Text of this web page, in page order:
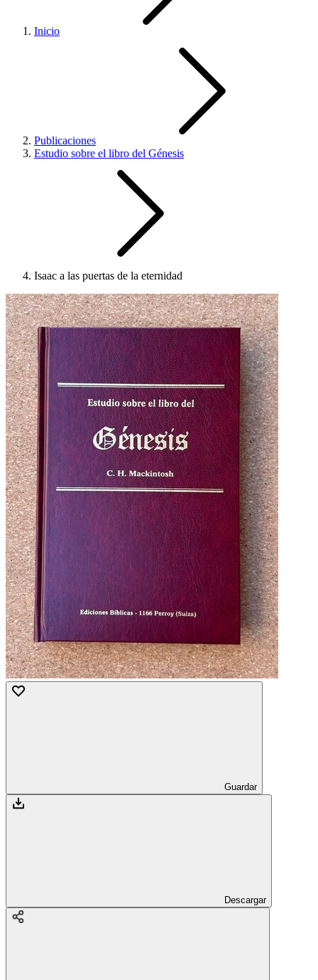
Inicio
Publicaciones
Estudio sobre el libro del Génesis
Isaac a las puertas de la eternidad
Guardar
Descargar